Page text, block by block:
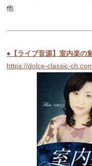
他
●【ライブ音源】室内楽の
https://dolce-classic-